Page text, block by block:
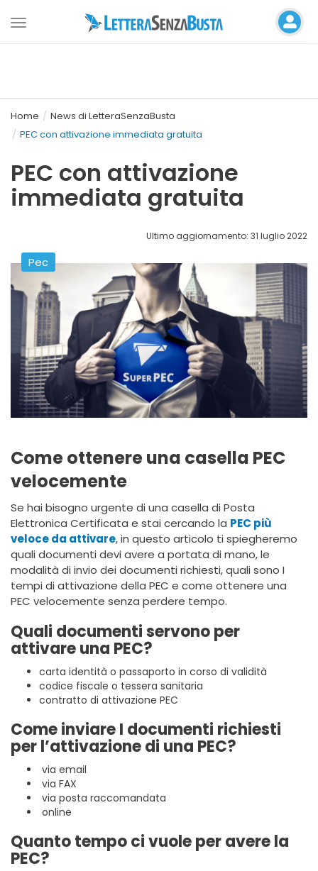
Toggle
Home
News di LetteraSenzaBusta
PEC con attivazione immediata gratuita
PEC con attivazione
immediata gratuita
Ultimo aggiornamento: 31 luglio 2022
Pec
Come ottenere una casella PEC
velocemente
Se hai bisogno urgente di una casella di Posta
Elettronica Certificata e stai cercando la PEC più
veloce da attivare, in questo articolo ti spiegheremo
quali documenti devi avere a portata di mano, le
modalità di invio dei documenti richiesti, quali sono I
tempi di attivazione della PEC e come ottenere una
PEC velocemente senza perdere tempo.
Quali documenti servono per
attivare una PEC?
carta identità o passaporto in corso di validità
codice fiscale o tessera sanitaria
contratto di attivazione PEC
Come inviare I documenti richiesti
per l’attivazione di una PEC?
via email
via FAX
via posta raccomandata
online
Quanto tempo ci vuole per avere la
PEC?